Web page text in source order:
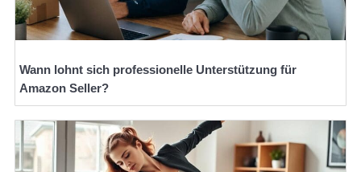
Wann lohnt sich professionelle Unterstützung für
Amazon Seller?